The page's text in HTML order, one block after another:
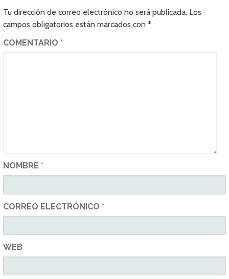
Tu dirección de correo electrónico no será publicada. Los
campos obligatorios están marcados con*
COMENTARIO*
NOMBRE*
CORREO ELECTRÓNICO*
WEB